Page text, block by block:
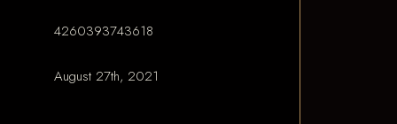
4260393743618
August 27th, 2021